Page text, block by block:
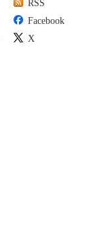
RSS
Facebook
X